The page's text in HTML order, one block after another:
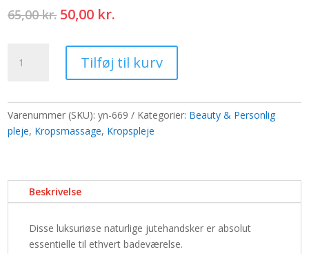
65,00kr. Den
pris
var:
65,00 kr..
50,00 kr.
pris
er:
50,00 kr..
jutehandske
antal
Tilføj til kurv
Varenummer (SKU):yn-669 Kategorier: Beauty & Personlig
pleje, Kropsmassage, Kropspleje
Beskrivelse
Disse luksuriøse naturlige jutehandsker er absolut
essentielle til ethvert badeværelse.